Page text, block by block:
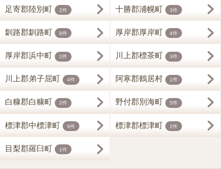
足寄郡陸別町 2件 十勝郡浦幌町 3件
釧路郡釧路町 8件 厚岸郡厚岸町 4件
厚岸郡浜中町 2件 川上郡標茶町 3件
川上郡弟子屈町 4件 阿寒郡鶴居村 1件
白糠郡白糠町 2件 野付郡別海町 5件
標津郡中標津町 9件 標津郡標津町 2件
目梨郡羅臼町 1件